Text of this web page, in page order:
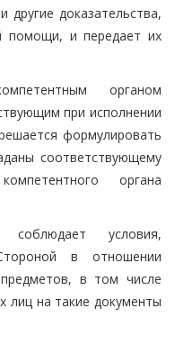
другие доказательства,
помощи, и передает их
органом
при исполнении
формулировать
соответствующему
органа
условия,
в отношении
в том числе
лиц на такие документы